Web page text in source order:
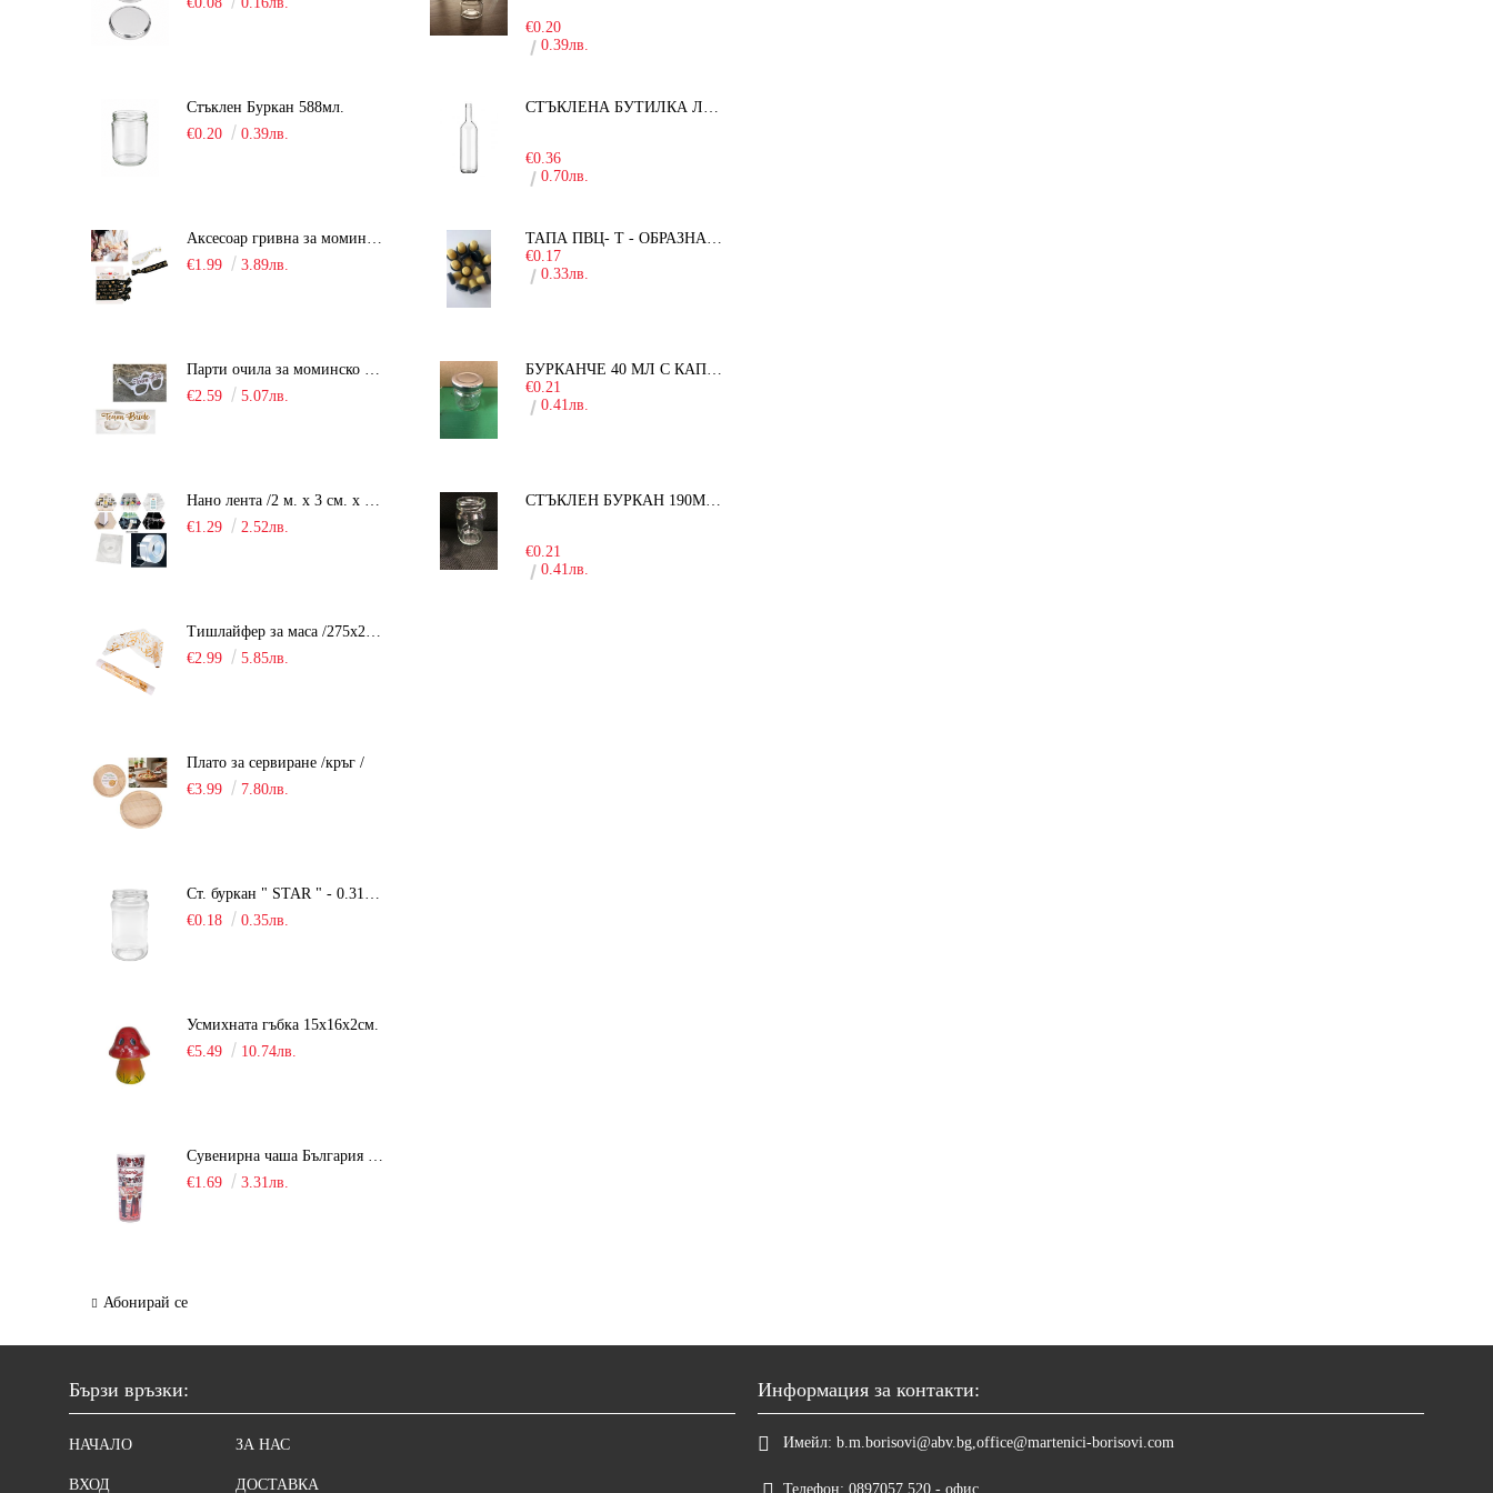
Стъклен Буркан 588мл.
€0.20
0.39лв.
Аксесоар гривна за моминско парти "Team Bride" /6 броя/
€1.99
3.89лв.
Парти очила за моминско парти "Team Bride" /10 броя/
€2.59
5.07лв.
Нано лента /2 м. х 3 см. х 2 мм./
€1.29
2.52лв.
Тишлайфер за маса /275х28см. - органза/
€2.99
5.85лв.
Плато за сервиране /кръг /
€3.99
7.80лв.
Ст. буркан " STAR " - 0.314 мл.
€0.18
0.35лв.
Усмихната гъбка 15х16х2см.
€5.49
10.74лв.
Сувенирна чаша България / шот /
€1.69
3.31лв.
Абонирай се
€0.20
0.39лв.
СТЪКЛЕНА БУТИЛКА ЛЕЖЕРА 750 МЛ.
€0.36
0.70лв.
ТАПА ПВЦ- Т - ОБРАЗНА - 19ММ
€0.17
0.33лв.
БУРКАНЧЕ 40 МЛ С КАПАЧКА
€0.21
0.41лв.
СТЪКЛЕН БУРКАН 190МЛ ЗА ДЕТСКА КУХНЯ
€0.21
0.41лв.
Бързи връзки:
НАЧАЛО
ВХОД
ЗА НАС
ДОСТАВКА
Информация за контакти:
Имейл: b.m.borisovi@abv.bg,office@martenici-borisovi.com
Телефон: 0897057 520 - офис